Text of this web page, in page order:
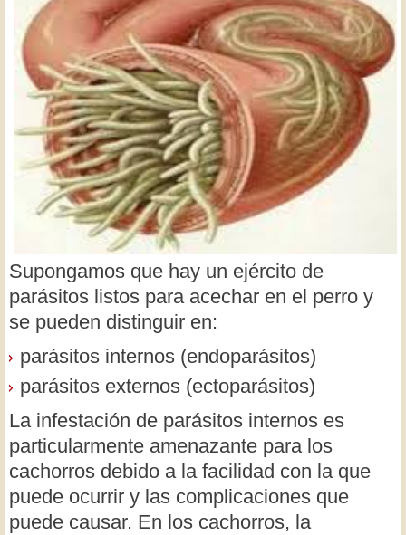
Supongamos que hay un ejército de
parásitos listos para acechar en el perro y
se pueden distinguir en:
parásitos internos (endoparásitos)
parásitos externos (ectoparásitos)
La infestación de parásitos internos es
particularmente amenazante para los
cachorros debido a la facilidad con la que
puede ocurrir y las complicaciones que
puede causar. En los cachorros, la